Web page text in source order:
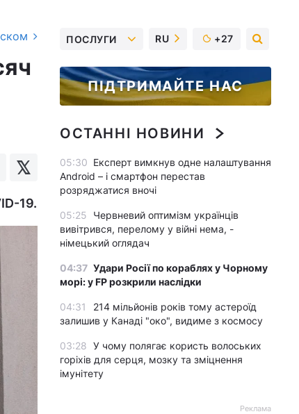
19.
ПОСЛУГИ RU +27
ПІДТРИМАЙТЕ НАС
ОСТАННІ НОВИНИ
05:30 Експерт вимкнув одне налаштування
Android – і смартфон перестав
розряджатися вночі
05:25
Червневий оптимізм українців
вивітрився, перелому у війні нема, -
німецький оглядач
04:37 Удари Росії по кораблях у Чорному
морі: у FP розкрили наслідки
04:31
214 мільйонів років тому астероїд
залишив у Канаді "око", видиме з космосу
03:28 У чому полягає користь волоських
горіхів для серця, мозку та зміцнення
імунітету
Реклама